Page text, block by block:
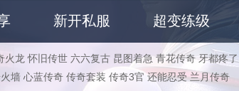
新开私服 超变练级
火龙 怀旧传世 六六复古 昆图着急 青花传奇 牙都疼了
墙 心蓝传奇 传奇套装 传奇3官 还能忍受 兰月传奇